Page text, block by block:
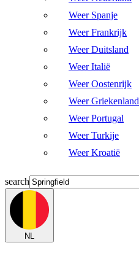
Weer Spanje
Weer Frankrijk
Weer Duitsland
Weer Italië
Weer Oostenrijk
Weer Griekenland
Weer Portugal
Weer Turkije
Weer Kroatië
search
NL